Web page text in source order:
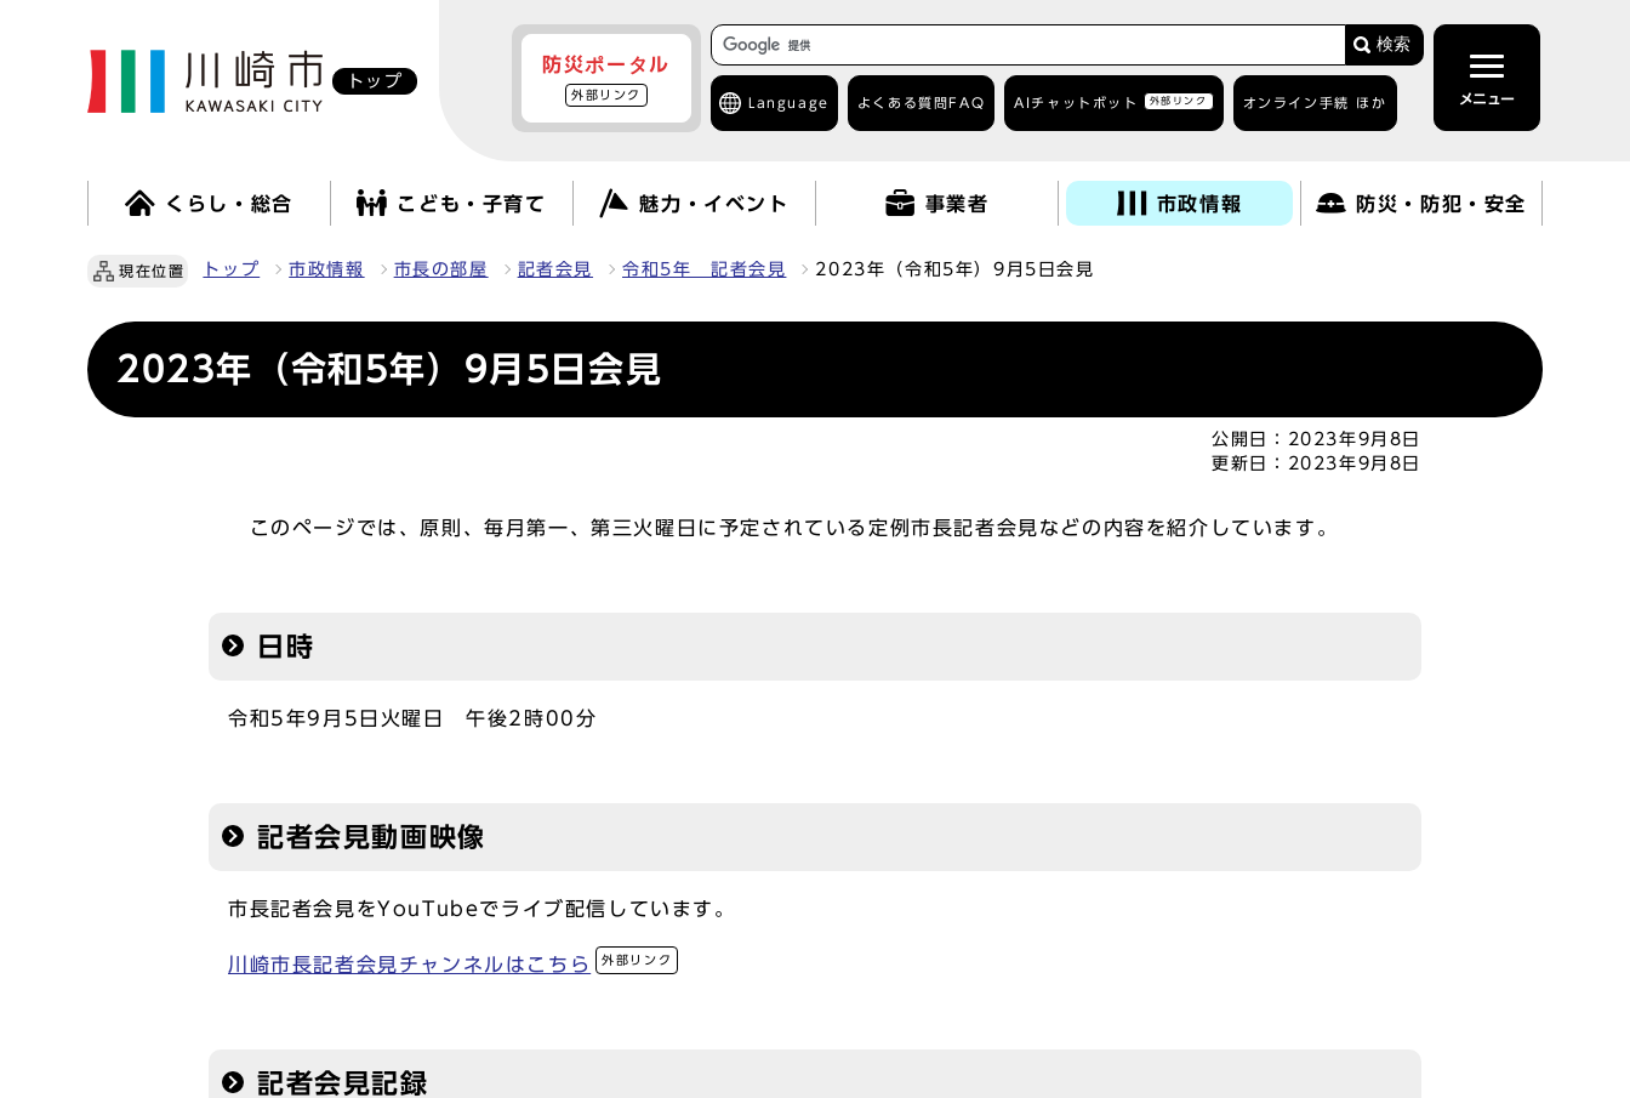
トップ
防災ポータル
外部リンク
検索
Language よくある質問 FAQ AIチャットボット 外部リンク オンライン手続 ほか メニュー
くらし・総合 こども・子育て 魅力・イベント 事業者 市政情報 防災・防犯・安全
現在位置 トップ 市政情報 市長の部屋 記者会見 令和5年 記者会見 2023年（令和5年）9月5日会見
2023年（令和5年）9月5日会見
公開日：
2023年9月8日
更新日：
2023年9月8日
このページでは、原則、毎月第一、第三火曜日に予定されている定例市長記者会見などの内容を紹介しています。
日時
令和5年9月5日火曜日 午後2時00分
記者会見動画映像
市長記者会見をYouTubeでライブ配信しています。
川崎市長記者会見チャンネルはこちら 外部リンク
記者会見記録